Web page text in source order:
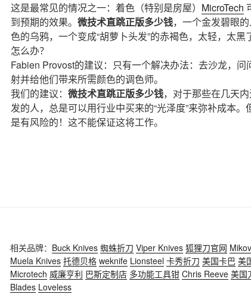
这是最常见的情况之一：着色（特别是房屋） MicroTech
到预期的效果。 微技术直跳正版多少钱，一个金发碧眼
色的乌鸦，一个变成“胡萝卜头发”的赤褐色，太轻，太
怎么办？
Fabien Provost的建议：只有一个解决办法：去沙龙，问
射并给他们带来所需颜色的调色师。
我们的建议： 微技术直跳正版多少钱，对于那些在几天
发的人，总是可以用行业中买来的“光泽度”来弥补成本。
是有风险的！这不能保证这将工作。
相关品牌： Buck Knives 蜘蛛折刀 Viper Knives 狐狸刀官网
Muela Knives 托德贝格 weknife Lionsteel 卡秀折刀 美国卡巴 美
Microtech 威廉亨利 巴斯定制店 多功能工具钳 Chris Reeve 美国
Blades Loveless